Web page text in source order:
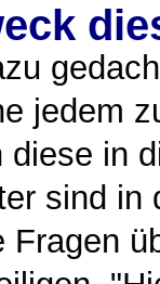
jedem
diese in
sind in
Fragen